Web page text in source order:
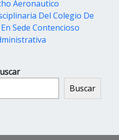
Aeronautico
Del Colegio De
Sede Contencioso
Buscar